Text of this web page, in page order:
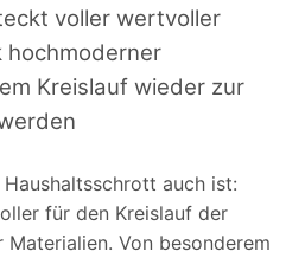
voller wertvoller
hochmoderner
Kreislauf wieder zur
auch ist:
für den Kreislauf der
Von besonderem